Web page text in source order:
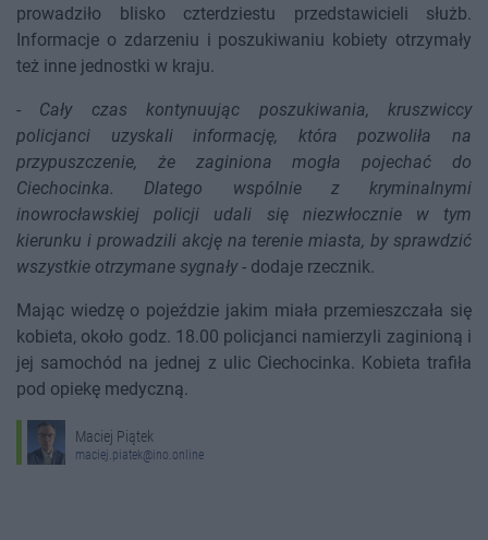
prowadziło blisko czterdziestu przedstawicieli służb.
Informacje o zdarzeniu i poszukiwaniu kobiety otrzymały
też inne jednostki w kraju.
- Cały czas kontynuując poszukiwania, kruszwiccy
policjanci uzyskali informację, która pozwoliła na
przypuszczenie, że zaginiona mogła pojechać do
Ciechocinka. Dlatego wspólnie z kryminalnymi
inowrocławskiej policji udali się niezwłocznie w tym
kierunku i prowadzili akcję na terenie miasta, by sprawdzić
wszystkie otrzymane sygnały- dodaje rzecznik.
Mając wiedzę o pojeździe jakim miała przemieszczała się
kobieta, około godz. 18.00 policjanci namierzyli zaginioną i
jej samochód na jednej z ulic Ciechocinka. Kobieta trafiła
pod opiekę medyczną.
Maciej Piątek
maciej.piatek@ino.online